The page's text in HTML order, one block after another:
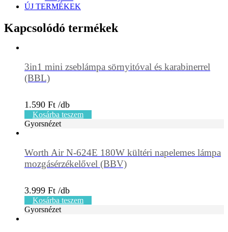
ÚJ TERMÉKEK
Kapcsolódó termékek
3in1 mini zseblámpa sörnyitóval és karabinerrel
(BBL)
1.590 Ft
Kosárba teszem
Gyorsnézet
Worth Air N-624E 180W kültéri napelemes lámpa
mozgásérzékelővel (BBV)
3.999 Ft
Kosárba teszem
Gyorsnézet